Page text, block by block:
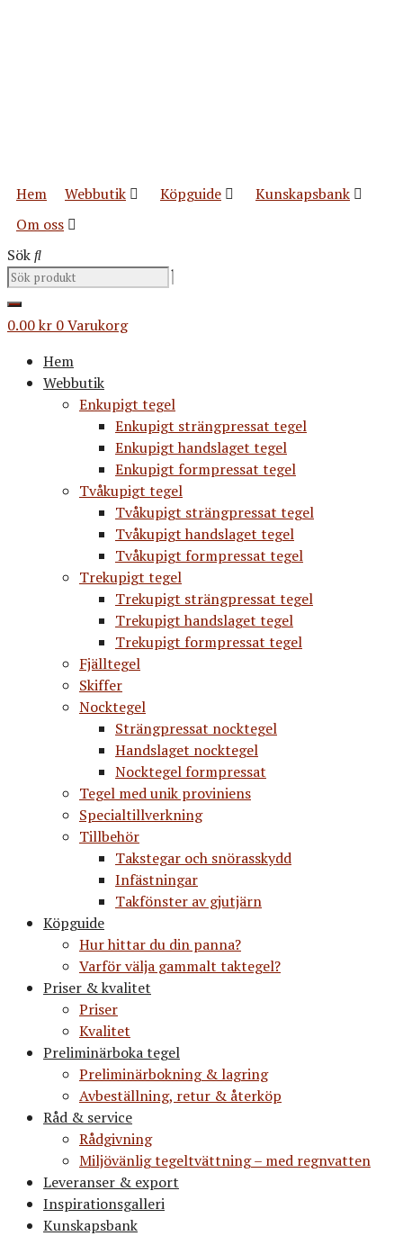
Hem Webbutik Köpguide
Kunskapsbank
Om oss
Sök
0.00kr 0Varukorg
Hem
Webbutik
Enkupigt tegel
Enkupigt strängpressat tegel
Enkupigt handslaget tegel
Enkupigt formpressat tegel
Tvåkupigt tegel
Tvåkupigt strängpressat tegel
Tvåkupigt handslaget tegel
Tvåkupigt formpressat tegel
Trekupigt tegel
Trekupigt strängpressat tegel
Trekupigt handslaget tegel
Trekupigt formpressat tegel
Fjälltegel
Skiffer
Nocktegel
Strängpressat nocktegel
Handslaget nocktegel
Nocktegel formpressat
Tegel med unik proviniens
Specialtillverkning
Tillbehör
Takstegar och snörasskydd
Infästningar
Takfönster av gjutjärn
Köpguide
Hur hittar du din panna?
Varför välja gammalt taktegel?
Priser & kvalitet
Priser
Kvalitet
Preliminärboka tegel
Preliminärbokning & lagring
Avbeställning, retur & återköp
Råd & service
Rådgivning
Miljövänlig tegeltvättning – med regnvatten
Leveranser & export
Inspirationsgalleri
Kunskapsbank